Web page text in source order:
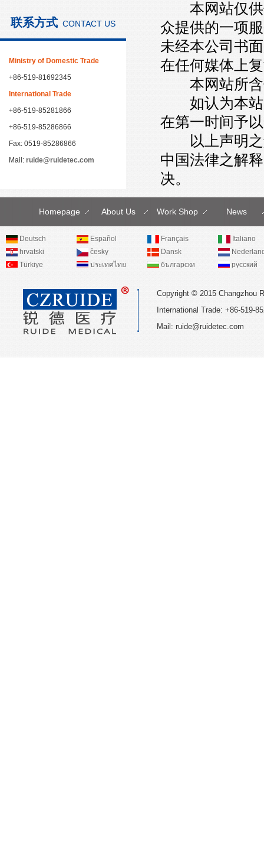
联系方式 CONTACT US
Ministry of Domestic Trade
+86-519-81692345
International Trade
+86-519-85281866
+86-519-85286866
Fax: 0519-85286866
Mail: ruide@ruidetec.com
本网站仅供
众提供的一项
未经本公司书
在任何媒体上
本网站所含
如认为本站
在第一时间予
以上声明之
中国法律之解
决。
Homepage About Us Work Shop News
Deutsch Español Français
Italiano
hrvatski
česky Dansk
Türkiye
ประเทศไทย български русский
Copyright © 2015 Changzhou
International Trade: +86-519-
Mail: ruide@ruidetec.com